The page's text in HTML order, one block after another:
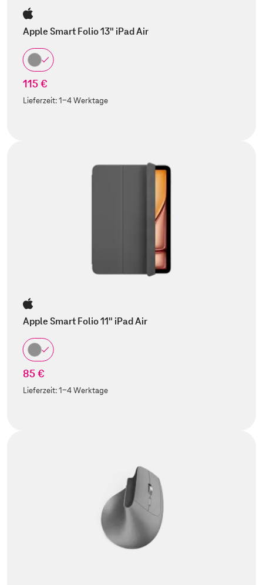
Apple Smart Folio 13" iPad Air
115 €
Lieferzeit:1-4 Werktage
Apple Smart Folio 11" iPad Air
85 €
Lieferzeit:1-4 Werktage